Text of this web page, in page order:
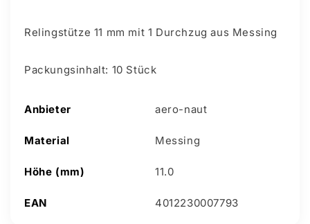
Relingstütze 11 mm mit 1 Durchzug aus Messing
Packungsinhalt: 10 Stück
Anbieter aero-naut
Material Messing
Höhe (mm) 11.0
EAN 4012230007793